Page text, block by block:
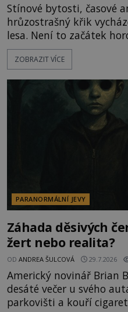
Stínové bytosti, časové
hrůzostrašný křik
lesa. Není to začátek
události, které popisují
označovány jako nejděsivější
vyhýbají! Už jste o
byste se
ZOBRAZIT VÍCE
PARANORMÁLNÍ JEVY
Záhada děsivých
žert nebo realita?
OD ANDREA ŠULCOVÁ 29.7.2026
Americký novinář Brian
desáté večer u svého
parkovišti a kouří